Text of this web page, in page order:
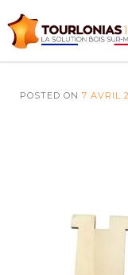
to
content
POSTED ON 7 AVRIL